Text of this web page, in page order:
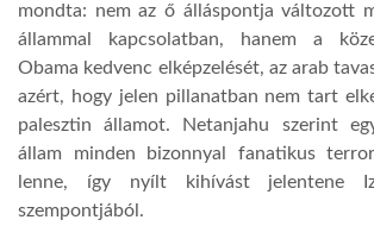
GLOBOBOOK
mondta: nem az ő álláspontja változott
állammal kapcsolatban, hanem a
Obama kedvenc elképzelését, az arab
azért, hogy jelen pillanatban nem tart
palesztin államot. Netanjahu szerint
állam minden bizonnyal fanatikus
lenne, így nyílt kihívást jelentene
szempontjából.